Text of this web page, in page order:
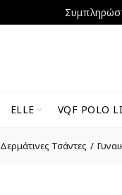
ELLE VQF POLO
Δερμάτινες Τσάντες